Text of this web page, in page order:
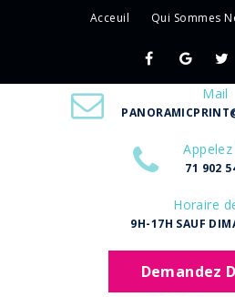
Acceuil Qui Sommes
Mail
Appelez
71 902
Horaire
9H-17H SAUF
Demandez